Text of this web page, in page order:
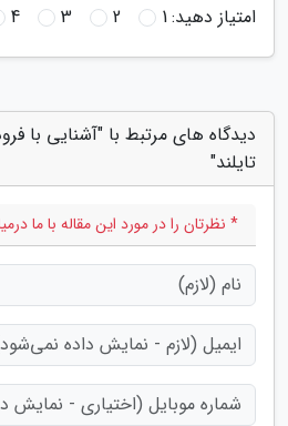
امتیاز دهید:1
2
3
4
دیدگاه های مرتبط با "آشنایی با
تایلند"
* نظرتان را در مورد این مقاله با ما